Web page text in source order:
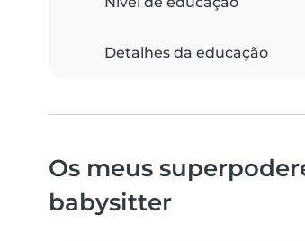
Detalhes da educação
Os meus
babysitter